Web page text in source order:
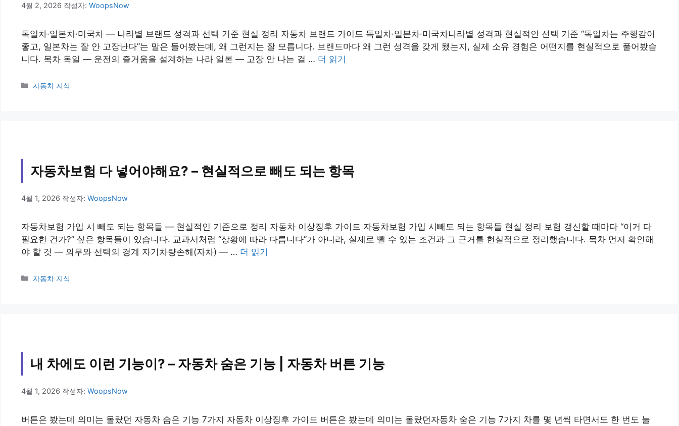
4월 2, 2026 작성자: WoopsNow
독일차·일본차·미국차 — 나라별 브랜드 성격과 선택 기준 현실 정리 자동차 브랜드 가이드 독일차·일본차·미국차나라별 성격과 현실적인 선택 기준 “독일차는 주행감이
좋고, 일본차는 잘 안 고장난다”는 말은 들어봤는데, 왜 그런지는 잘 모릅니다. 브랜드마다 왜 그런 성격을 갖게 됐는지, 실제 소유 경험은 어떤지를 현실적으로 풀어봤습
니다. 목차 독일 — 운전의 즐거움을 설계하는 나라 일본 — 고장 안 나는 걸 … 더 읽기
카
자동차 지식
자동차보험 다 넣어야해요? – 현실적으로 빼도 되는 항목
4월 1, 2026 작성자: WoopsNow
자동차보험 가입 시 빼도 되는 항목들 — 현실적인 기준으로 정리 자동차 이상징후 가이드 자동차보험 가입 시빼도 되는 항목들 현실 정리 보험 갱신할 때마다 “이거 다
필요한 건가?” 싶은 항목들이 있습니다. 교과서처럼 “상황에 따라 다릅니다”가 아니라, 실제로 뺄 수 있는 조건과 그 근거를 현실적으로 정리했습니다. 목차 먼저 확인해
야 할 것 — 의무와 선택의 경계 자기차량손해(자차) — … 더 읽기
카
자동차 지식
내 차에도 이런 기능이? – 자동차 숨은 기능 | 자동차 버튼 기능
4월 1, 2026 작성자: WoopsNow
버튼은 봤는데 의미는 몰랐던 자동차 숨은 기능 7가지 자동차 이상징후 가이드 버튼은 봤는데 의미는 몰랐던자동차 숨은 기능 7가지 차를 몇 년씩 타면서도 한 번도 눌